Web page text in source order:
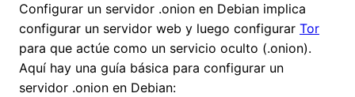
Configurar un servidor .onion en Debian implica
configurar un servidor web y luego configurar Tor
para que actúe como un servicio oculto (.onion).
Aquí hay una guía básica para configurar un
servidor .onion en Debian: